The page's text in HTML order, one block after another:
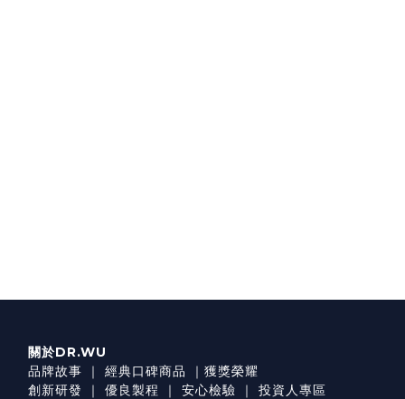
關於DR.WU
品牌故事 ｜ 經典口碑商品 ｜ 獲獎榮耀
創新研發
｜ 優良製程 ｜ 安心檢驗 ｜ 投資人專區